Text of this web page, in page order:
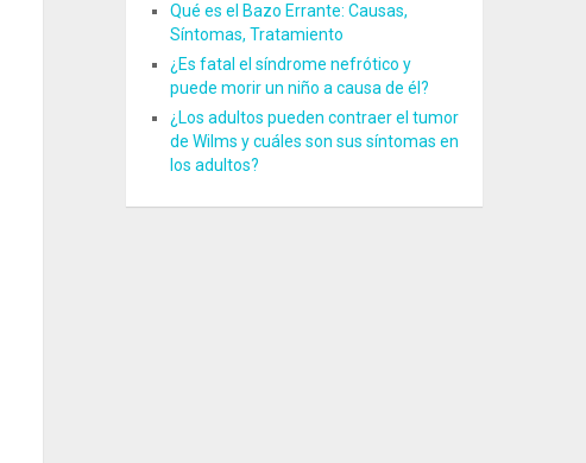
Qué es el Bazo Errante: Causas,
Síntomas, Tratamiento
¿Es fatal el síndrome nefrótico y
puede morir un niño a causa de él?
¿Los adultos pueden contraer el tumor
de Wilms y cuáles son sus síntomas en
los adultos?